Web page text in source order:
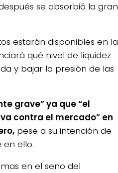
se absorbió la gran
estarán disponibles en la
qué nivel de liquidez
y bajar la presión de las
grave” ya que “el
contra el mercado” en
pese a su intención de
ello.
en el seno del